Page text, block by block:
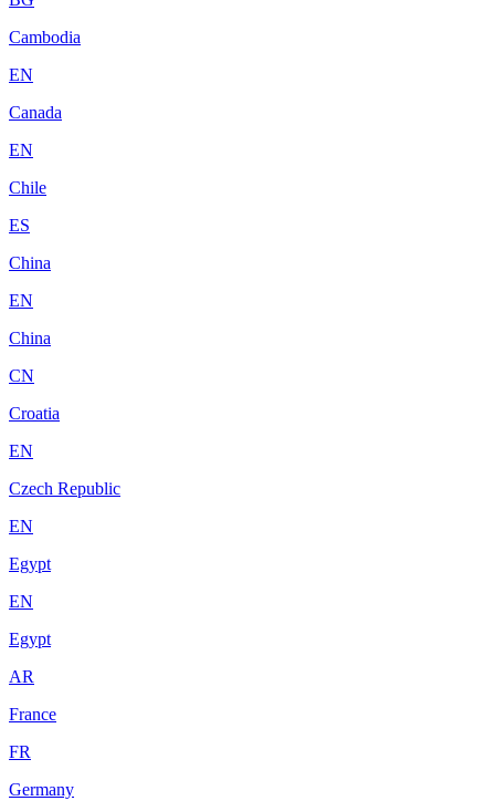
Cambodia
EN
Canada
EN
Chile
ES
China
EN
China
CN
Croatia
EN
Czech Republic
EN
Egypt
EN
Egypt
AR
France
FR
Germany